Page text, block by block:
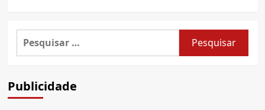
Pesquisar
por:
Publicidade